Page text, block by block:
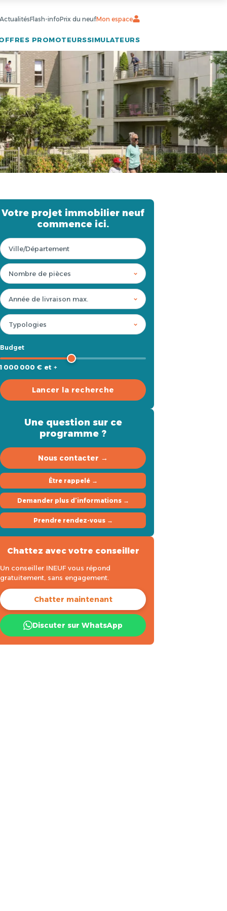
ActualitésFlash-infoPrix du neufMon espace
PROMOTEURSSIMULATEURS
Votre projet immobilier neuf
commence ici.
Budget
1 000 000 € et +
Lancer la recherche
Une question sur ce
programme ?
Nous contacter →
Être rappelé →
Demander plus d’informations →
Prendre rendez-vous →
Chattez avec votre conseiller
Un conseiller INEUF vous répond
gratuitement, sans engagement.
Chatter maintenant
Discuter sur WhatsApp